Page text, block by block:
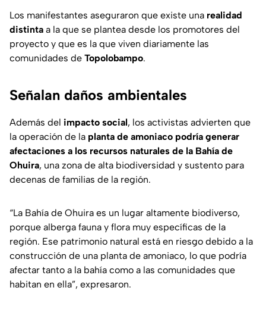
Los manifestantes aseguraron que existe una realidad
distinta a la que se plantea desde los promotores del
proyecto y que es la que viven diariamente las
comunidades de Topolobampo.
Señalan daños ambientales
Además del impacto social, los activistas advierten que
la operación de la planta de amoniaco podría generar
afectaciones a los recursos naturales de la Bahía de
Ohuira, una zona de alta biodiversidad y sustento para
decenas de familias de la región.
“La Bahía de Ohuira es un lugar altamente biodiverso,
porque alberga fauna y flora muy específicas de la
región. Ese patrimonio natural está en riesgo debido a la
construcción de una planta de amoniaco, lo que podría
afectar tanto a la bahía como a las comunidades que
habitan en ella”, expresaron.